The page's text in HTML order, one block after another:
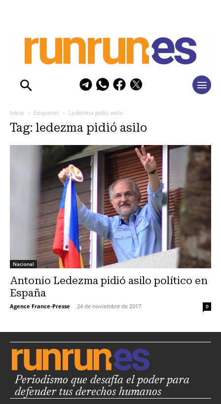
Inicio Etiquetas Ledezma pidió asilo
Tag: ledezma pidió asilo
Nacional
Antonio Ledezma pidió asilo político en
España
Agence France-Presse - 24 de noviembre de 2017 0
Periodismo que desafía el poder para
defender tus derechos humanos